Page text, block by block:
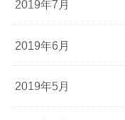
2019年7月
2019年6月
2019年5月